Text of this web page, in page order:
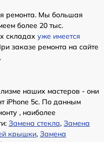
ремонта. Мы большая
более 20 тыс.
складах уже имеется
заказе ремонта на сайте
наших мастеров - они
iPhone 5c. По данным
, наиболее
Замена стекла, Замена
крышки, Замена